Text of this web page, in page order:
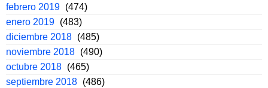
febrero 2019 (474)
enero 2019 (483)
diciembre 2018 (485)
noviembre 2018 (490)
octubre 2018 (465)
septiembre 2018 (486)